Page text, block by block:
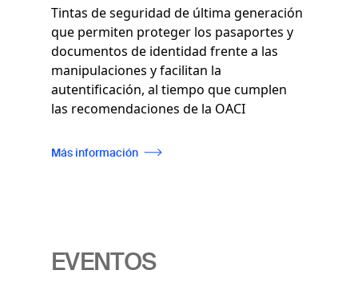
Tintas de seguridad de última generación
que permiten proteger los pasaportes y
documentos de identidad frente a las
manipulaciones y facilitan la
autentificación, al tiempo que cumplen
las recomendaciones de la OACI
Más información
EVENTOS